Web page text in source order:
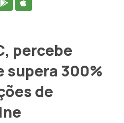
percebe
supera 300%
de